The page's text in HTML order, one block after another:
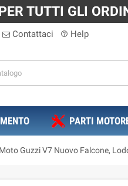
TUTTI GLI
Contattaci help_outline Help
PARTI
Guzzi V7 Nuovo Falcone,